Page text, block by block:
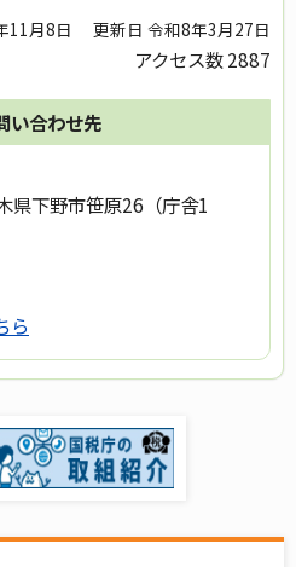
11月8日 更新日 令和8年3月27日
アクセス数2887
い合わせ先
県下野市笹原26（庁舎1
ら